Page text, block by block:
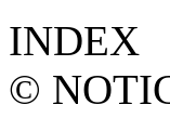
INDEX
©